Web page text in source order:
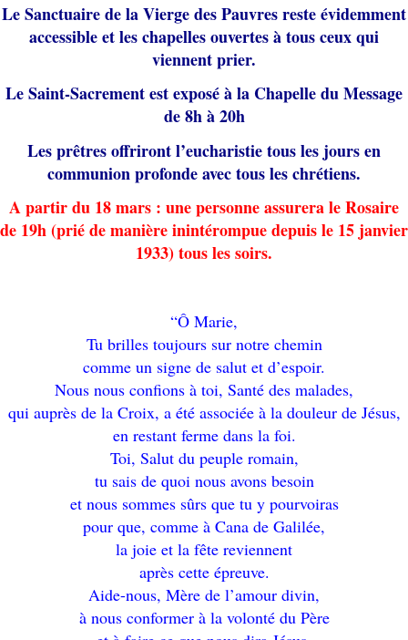
Le Sanctuaire de la Vierge des Pauvres reste évidemment
accessible et les chapelles ouvertes à tous ceux qui
viennent prier.
Le Saint-Sacrement est exposé à la Chapelle du Message
de 8h à 20h
Les prêtres offriront l’eucharistie tous les jours en
communion profonde avec tous les chrétiens.
A partir du 18 mars : une personne assurera le Rosaire
de 19h (prié de manière inintérompue depuis le 15 janvier
1933) tous les soirs.
“Ô Marie,
Tu brilles toujours sur notre chemin
comme un signe de salut et d’espoir.
Nous nous confions à toi, Santé des malades,
qui auprès de la Croix, a été associée à la douleur de Jésus,
en restant ferme dans la foi.
Toi, Salut du peuple romain,
tu sais de quoi nous avons besoin
et nous sommes sûrs que tu y pourvoiras
pour que, comme à Cana de Galilée,
la joie et la fête reviennent
après cette épreuve.
Aide-nous, Mère de l’amour divin,
à nous conformer à la volonté du Père